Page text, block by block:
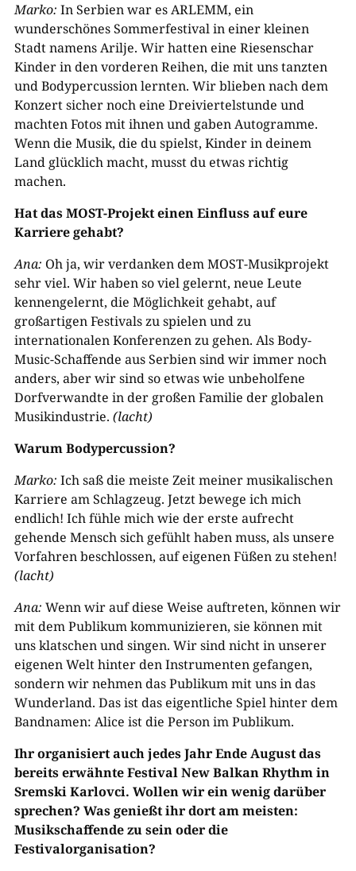
Marko: In Serbien war es ARLEMM, ein
wunderschönes Sommerfestival in einer kleinen
Stadt namens Arilje. Wir hatten eine Riesenschar
Kinder in den vorderen Reihen, die mit uns tanzten
und Bodypercussion lernten. Wir blieben nach dem
Konzert sicher noch eine Dreiviertelstunde und
machten Fotos mit ihnen und gaben Autogramme.
Wenn die Musik, die du spielst, Kinder in deinem
Land glücklich macht, musst du etwas richtig
machen.
Hat das MOST-Projekt einen Einfluss auf eure
Karriere gehabt?
Ana: Oh ja, wir verdanken dem MOST-Musikprojekt
sehr viel. Wir haben so viel gelernt, neue Leute
kennengelernt, die Möglichkeit gehabt, auf
großartigen Festivals zu spielen und zu
internationalen Konferenzen zu gehen. Als Body-
Music-Schaffende aus Serbien sind wir immer noch
anders, aber wir sind so etwas wie unbeholfene
Dorfverwandte in der großen Familie der globalen
Musikindustrie. (lacht)
Warum Bodypercussion?
Marko: Ich saß die meiste Zeit meiner musikalischen
Karriere am Schlagzeug. Jetzt bewege ich mich
endlich! Ich fühle mich wie der erste aufrecht
gehende Mensch sich gefühlt haben muss, als unsere
Vorfahren beschlossen, auf eigenen Füßen zu stehen!
(lacht)
Ana: Wenn wir auf diese Weise auftreten, können wir
mit dem Publikum kommunizieren, sie können mit
uns klatschen und singen. Wir sind nicht in unserer
eigenen Welt hinter den Instrumenten gefangen,
sondern wir nehmen das Publikum mit uns in das
Wunderland. Das ist das eigentliche Spiel hinter dem
Bandnamen: Alice ist die Person im Publikum.
Ihr organisiert auch jedes Jahr Ende August das
bereits erwähnte Festival New Balkan Rhythm in
Sremski Karlovci. Wollen wir ein wenig darüber
sprechen? Was genießt ihr dort am meisten:
Musikschaffende zu sein oder die
Festivalorganisation?